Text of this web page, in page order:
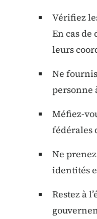
Vérifiez
En cas
leurs
Ne
personne
Méfiez-
fédérales
Ne
identités
Restez à